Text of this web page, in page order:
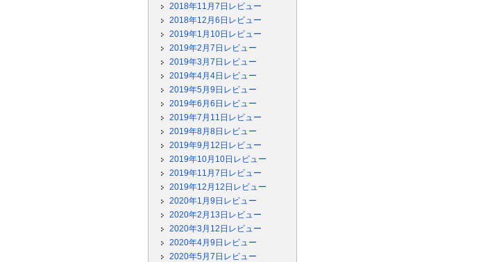
2018年11月7日レビュー
2018年12月6日レビュー
2019年1月10日レビュー
2019年2月7日レビュー
2019年3月7日レビュー
2019年4月4日レビュー
2019年5月9日レビュー
2019年6月6日レビュー
2019年7月11日レビュー
2019年8月8日レビュー
2019年9月12日レビュー
2019年10月10日レビュー
2019年11月7日レビュー
2019年12月12日レビュー
2020年1月9日レビュー
2020年2月13日レビュー
2020年3月12日レビュー
2020年4月9日レビュー
2020年5月7日レビュー